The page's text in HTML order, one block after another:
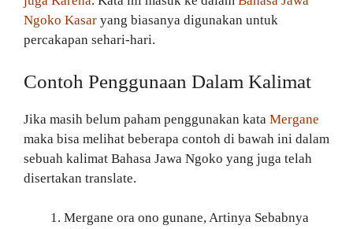
Ngoko Kasar yang biasanya digunakan untuk
percakapan sehari-hari.
Contoh Penggunaan Dalam Kalimat
Jika masih belum paham penggunakan kata Mergane
maka bisa melihat beberapa contoh di bawah ini dalam
sebuah kalimat Bahasa Jawa Ngoko yang juga telah
disertakan translate.
Mergane ora ono gunane, Artinya Sebabnya